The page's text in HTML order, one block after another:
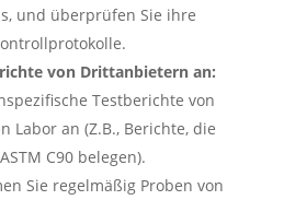
und überprüfen Sie ihre
von Drittanbietern an:
Testberichte von
Labor an (Z.B., Berichte, die
C90 belegen).
Sie regelmäßig Proben von